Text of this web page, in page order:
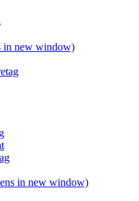
in new window)
in new window)